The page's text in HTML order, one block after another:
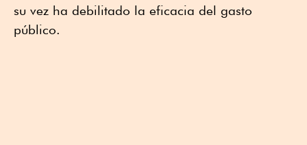
su vez ha debilitado la eficacia del gasto
público.